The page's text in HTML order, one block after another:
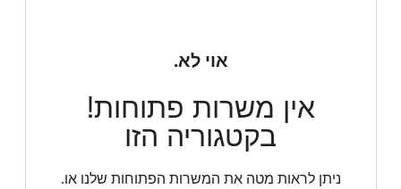
.אוי לא
!אין משרות פתוחות
בקטגוריה הזו
.ניתן לראות מטה את המשרות הפתוחות שלנו או